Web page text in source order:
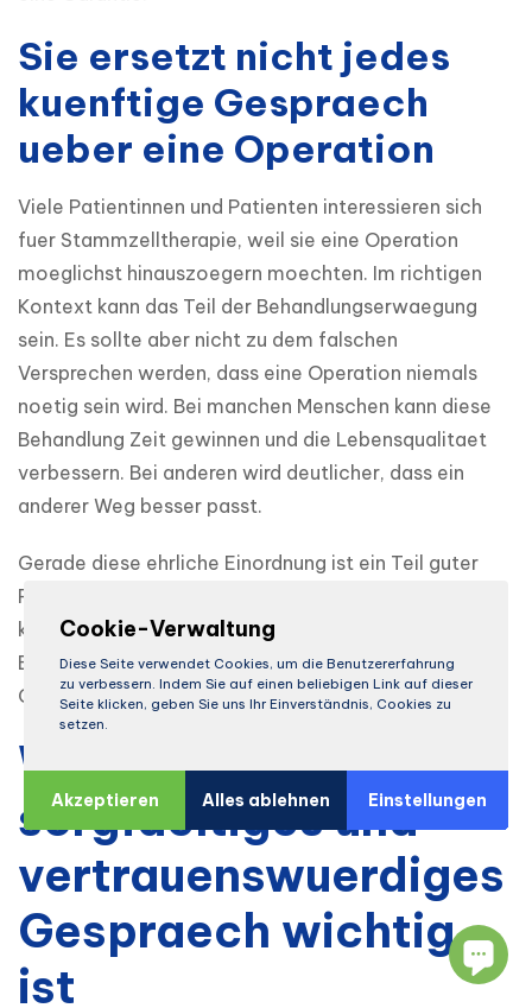
Sie ersetzt nicht jedes
kuenftige Gespraech
ueber eine Operation
Viele Patientinnen und Patienten interessieren sich
fuer Stammzelltherapie, weil sie eine Operation
moeglichst hinauszoegern moechten. Im richtigen
Kontext kann das Teil der Behandlungserwaegung
sein. Es sollte aber nicht zu dem falschen
Versprechen werden, dass eine Operation niemals
noetig sein wird. Bei manchen Menschen kann diese
Behandlung Zeit gewinnen und die Lebensqualitaet
verbessern. Bei anderen wird deutlicher, dass ein
anderer Weg besser passt.
Gerade diese ehrliche Einordnung ist ein Teil guter
Patientenkommunikation. Sie schafft Vertrauen, weil
keine universelle Loesung verkauft wird, sondern eine
Entscheidung vorbereitet wird, die zum aktuellen
Gelenkstatus und zu den persoenlichen Zielen passt.
Warum ein
sorgfaeltiges und
vertrauenswuerdiges
Gespraech wichtig
ist
Cookie-Verwaltung
Diese Seite verwendet Cookies, um die Benutzererfahrung
zu verbessern. Indem Sie auf einen beliebigen Link auf dieser
Seite klicken, geben Sie uns Ihr Einverständnis, Cookies zu
setzen.
Akzeptieren Alles ablehnen Einstellungen